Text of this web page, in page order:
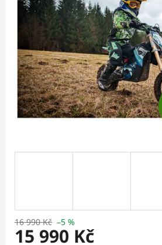
hvězdiček.
16 990 Kč –5 %
15 990 Kč